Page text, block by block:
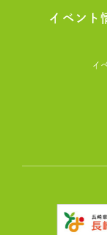
イベント
イ